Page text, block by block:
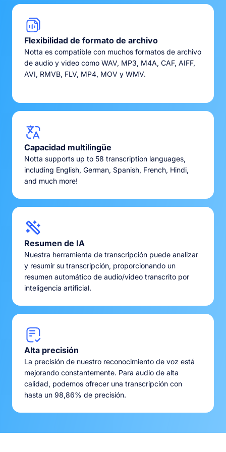
Flexibilidad de formato de archivo
Notta es compatible con muchos formatos de archivo
de audio y video como WAV, MP3, M4A, CAF, AIFF,
AVI, RMVB, FLV, MP4, MOV y WMV.
Capacidad multilingüe
Notta supports up to 58 transcription languages,
including English, German, Spanish, French, Hindi,
and much more!
Resumen de IA
Nuestra herramienta de transcripción puede analizar
y resumir su transcripción, proporcionando un
resumen automático de audio/video transcrito por
inteligencia artificial.
Alta precisión
La precisión de nuestro reconocimiento de voz está
mejorando constantemente. Para audio de alta
calidad, podemos ofrecer una transcripción con
hasta un 98,86% de precisión.